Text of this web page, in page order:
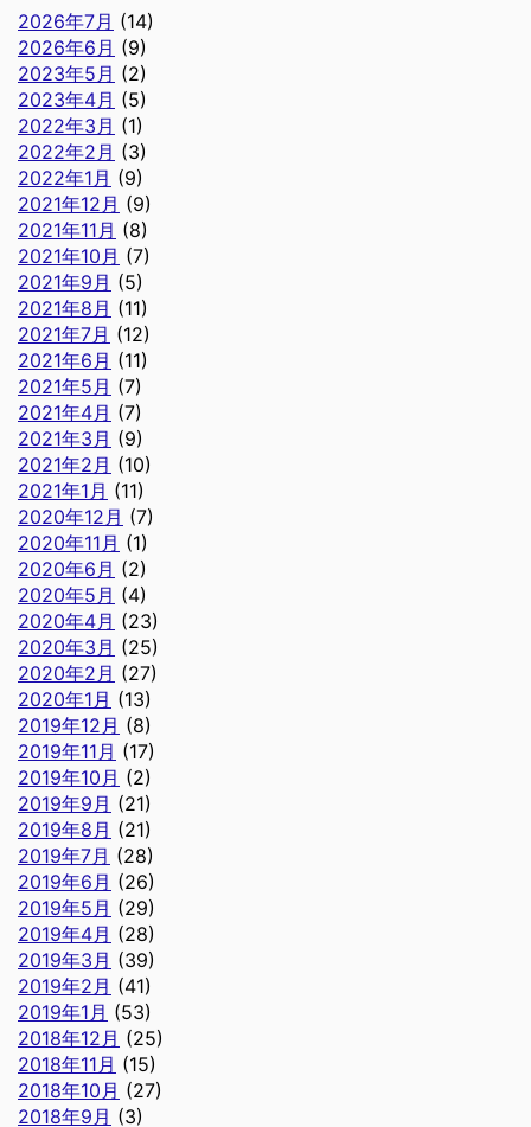
2026年7月 (14)
2026年6月 (9)
2023年5月 (2)
2023年4月 (5)
2022年3月 (1)
2022年2月 (3)
2022年1月 (9)
2021年12月 (9)
2021年11月 (8)
2021年10月 (7)
2021年9月 (5)
2021年8月 (11)
2021年7月 (12)
2021年6月 (11)
2021年5月 (7)
2021年4月 (7)
2021年3月 (9)
2021年2月 (10)
2021年1月 (11)
2020年12月 (7)
2020年11月 (1)
2020年6月 (2)
2020年5月 (4)
2020年4月 (23)
2020年3月 (25)
2020年2月 (27)
2020年1月 (13)
2019年12月 (8)
2019年11月 (17)
2019年10月 (2)
2019年9月 (21)
2019年8月 (21)
2019年7月 (28)
2019年6月 (26)
2019年5月 (29)
2019年4月 (28)
2019年3月 (39)
2019年2月 (41)
2019年1月 (53)
2018年12月 (25)
2018年11月 (15)
2018年10月 (27)
2018年9月 (3)